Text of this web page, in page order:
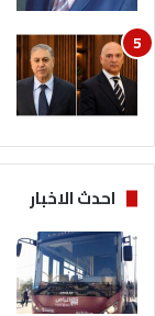
احدث الاخبار